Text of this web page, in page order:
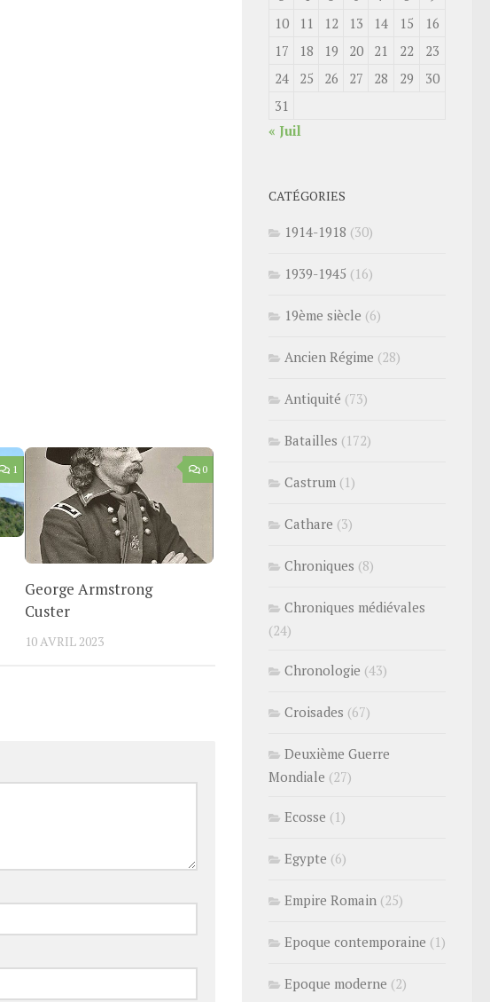
1 0
George Armstrong
Custer
10 AVRIL 2023
10
11 12 13 14 15
16
17
18 19 20 21 22
23
24
25 26 27 28 29
30
31
« Juil
CATÉGORIES
1914-1918 (30)
1939-1945 (16)
19ème siècle (6)
Ancien Régime (28)
Antiquité (73)
Batailles (172)
Castrum (1)
Cathare (3)
Chroniques (8)
Chroniques médiévales
(24)
Chronologie (43)
Croisades (67)
Deuxième Guerre
Mondiale (27)
Ecosse (1)
Egypte (6)
Empire Romain (25)
Epoque contemporaine (1)
Epoque moderne (2)